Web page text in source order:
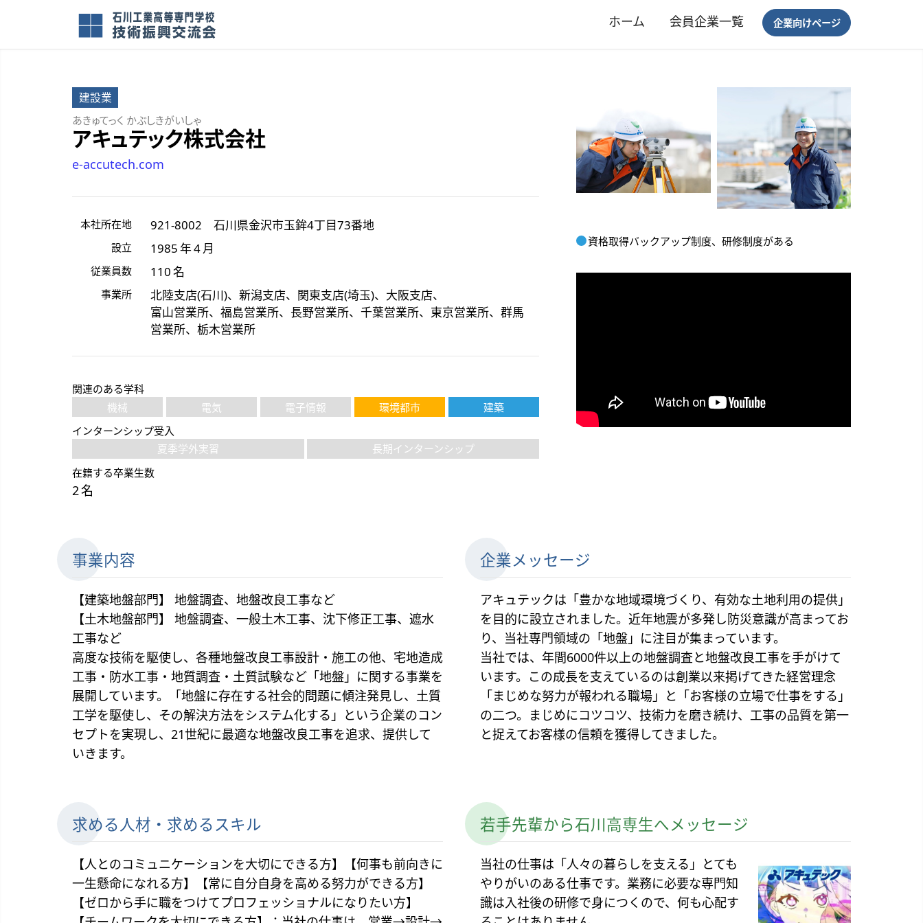
ホーム 会員企業一覧 企業向けページ
建設業
アキュテック株式会社
あきゅてっく かぶしきがいしゃ
e-accutech.com
本社所在地 921-8002 石川県金沢市玉鉾4丁目73番地
設立 1985 年 4 月
従業員数 110 名
事業所
北陸支店(石川)、新潟支店、関東支店(埼玉)、大阪支店、
富山営業所、福島営業所、長野営業所、千葉営業所、東京営業所、群馬
営業所、栃木営業所
関連のある学科
機械
電気 電子情報 環境都市
建築
インターンシップ受入
夏季学外実習
長期インターンシップ
在籍する卒業生数
2 名
資格取得バックアップ制度、研修制度がある
事業内容
【建築地盤部門】 地盤調査、地盤改良工事など
【土木地盤部門】 地盤調査、一般土木工事、沈下修正工事、遮水
工事など
高度な技術を駆使し、各種地盤改良工事設計・施工の他、宅地造成
工事・防水工事・地質調査・土質試験など「地盤」に関する事業を
展開しています。「地盤に存在する社会的問題に傾注発見し、土質
工学を駆使し、その解決方法をシステム化する」という企業のコン
セプトを実現し、21世紀に最適な地盤改良工事を追求、提供して
いきます。
企業メッセージ
アキュテックは「豊かな地域環境づくり、有効な土地利用の提供」
を目的に設立されました。近年地震が多発し防災意識が高まってお
り、当社専門領域の「地盤」に注目が集まっています。
当社では、年間6000件以上の地盤調査と地盤改良工事を手がけて
います。この成長を支えているのは創業以来掲げてきた経営理念
「まじめな努力が報われる職場」と「お客様の立場で仕事をする」
の二つ。まじめにコツコツ、技術力を磨き続け、工事の品質を第一
と捉えてお客様の信頼を獲得してきました。
求める人材・求めるスキル
【人とのコミュニケーションを大切にできる方】【何事も前向きに
一生懸命になれる方】【常に自分自身を高める努力ができる方】
【ゼロから手に職をつけてプロフェッショナルになりたい方】
若手先輩から石川高専生へメッセージ
当社の仕事は「人々の暮らしを支える」とても
やりがいのある仕事です。業務に必要な専門知
識は入社後の研修で身につくので、何も心配す